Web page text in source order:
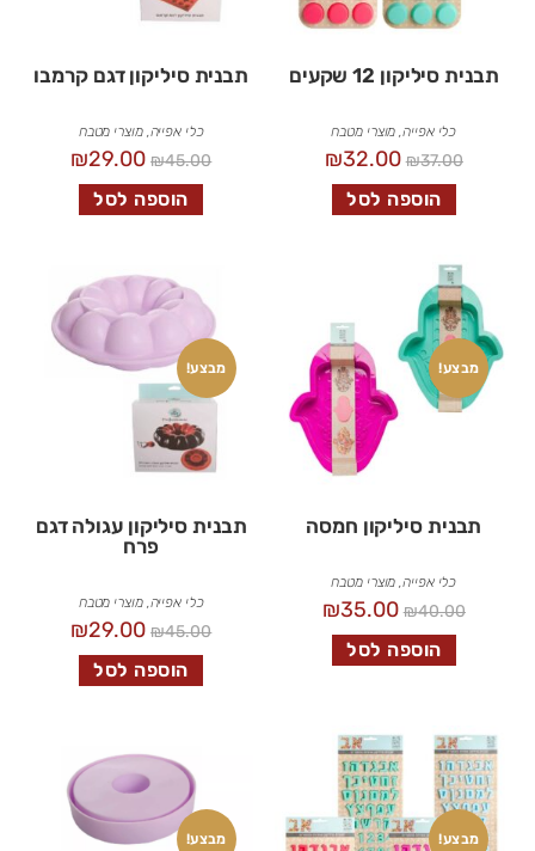
תבנית סיליקון 12 שקעים
כלי אפייה, מוצרי מטבח
₪37.00
₪32.00
הוספה לסל
תבנית סיליקון דגם קרמבו
כלי אפייה,מוצרי מטבח
₪45.00
₪29.00
הוספה לסל
מבצע!
תבנית סיליקון חמסה
כלי אפייה, מוצרי מטבח
₪40.00
₪35.00
הוספה לסל
מבצע!
תבנית סיליקון עגולה דגם
פרח
כלי אפייה,מוצרי מטבח
₪45.00
₪29.00
הוספה לסל
מבצע! מבצע!